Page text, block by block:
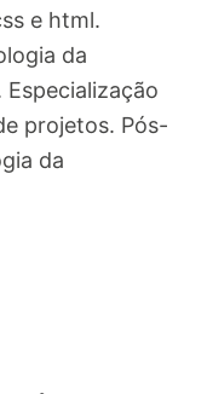
e html.
da
projetos. Pós-
da